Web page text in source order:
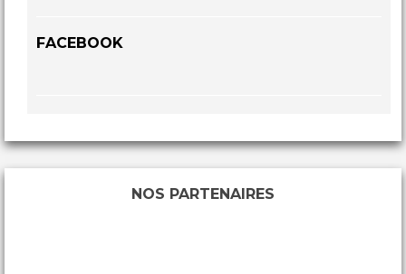
FACEBOOK
NOS PARTENAIRES